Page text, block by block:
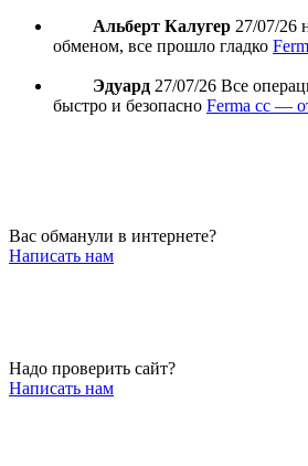
Альберт Калугер 27/07/26
обменом, все прошло гладко
Эдуард 27/07/26 Все
быстро и безопасно Ferma cc —
Вас обманули в интернете?
Написать нам
Надо проверить сайт?
Написать нам